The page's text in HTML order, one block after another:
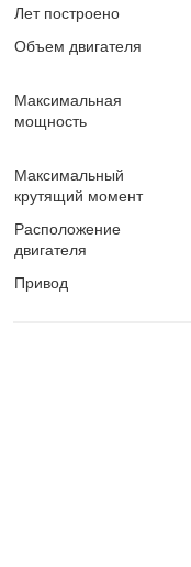
Лет построено
Объем двигателя
Максимальная
мощность
Максимальный
крутящий момент
Расположение
двигателя
Привод